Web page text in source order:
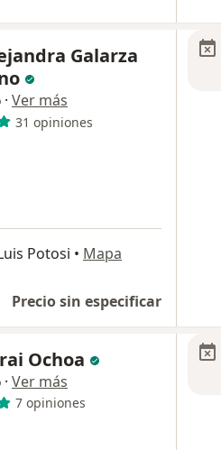
Galarza
· Ver más
31 opiniones
Potosi • Mapa
Precio sin especificar
Ochoa
· Ver más
7 opiniones